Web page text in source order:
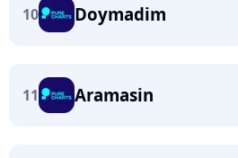
10 Doymadim
11 Aramasin